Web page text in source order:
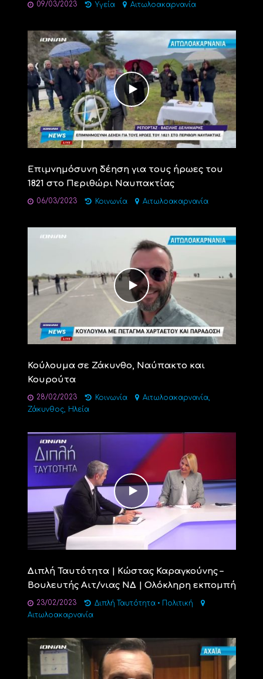
09/03/2023 Υγεία Αιτωλοακαρνανία
Επιμνημόσυνη δέηση για τους ήρωες του
1821 στο Περιθώρι Ναυπακτίας
06/03/2023 Κοινωνία Αιτωλοακαρνανία
Κούλουμα σε Ζάκυνθο, Ναύπακτο και
Κουρούτα
28/02/2023 Κοινωνία Αιτωλοακαρνανία,
Ζάκυνθος, Ηλεία
Διπλή Ταυτότητα | Κώστας Καραγκούνης –
Βουλευτής Αιτ/νιας ΝΔ | Ολόκληρη εκπομπή
23/02/2023 Διπλή Ταυτότητα •
Πολιτική
Αιτωλοακαρνανία